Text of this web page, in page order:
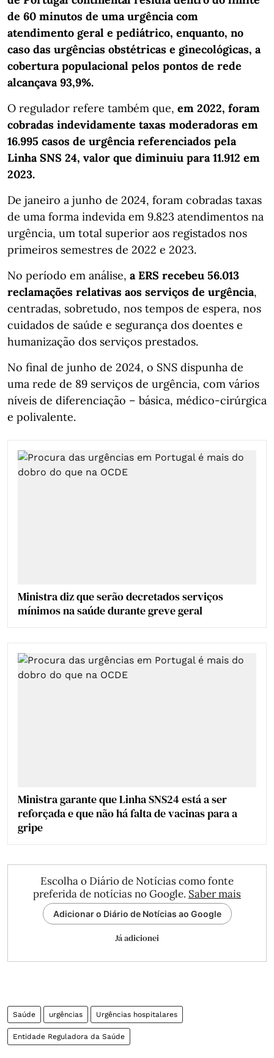
de 60 minutos de uma urgência com
atendimento geral e pediátrico, enquanto, no
caso das urgências obstétricas e ginecológicas, a
cobertura populacional pelos pontos de rede
alcançava 93,9%.
O regulador refere também que, em 2022, foram
cobradas indevidamente taxas moderadoras em
16.995 casos de urgência referenciados pela
Linha SNS 24, valor que diminuiu para 11.912 em
2023.
De janeiro a junho de 2024, foram cobradas taxas
de uma forma indevida em 9.823 atendimentos na
urgência, um total superior aos registados nos
primeiros semestres de 2022 e 2023.
No período em análise, a ERS recebeu 56.013
reclamações relativas aos serviços de urgência,
centradas, sobretudo, nos tempos de espera, nos
cuidados de saúde e segurança dos doentes e
humanização dos serviços prestados.
No final de junho de 2024, o SNS dispunha de
uma rede de 89 serviços de urgência, com vários
níveis de diferenciação – básica, médico-cirúrgica
e polivalente.
Ministra diz que serão decretados serviços
mínimos na saúde durante greve geral
Ministra garante que Linha SNS24 está a ser
reforçada e que não há falta de vacinas para a
gripe
Escolha o Diário de Notícias como fonte
preferida de notícias no Google. Saber mais
Adicionar o Diário de Notícias ao Google
Já adicionei
Saúde urgências Urgências hospitalares
Entidade Reguladora da Saúde